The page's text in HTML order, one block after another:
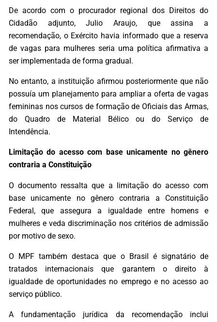
De acordo com o procurador regional dos Direitos do
Cidadão adjunto, Julio Araujo, que assina a
recomendação, o Exército havia informado que a reserva
de vagas para mulheres seria uma política afirmativa a
ser implementada de forma gradual.
No entanto, a instituição afirmou posteriormente que não
possuía um planejamento para ampliar a oferta de vagas
femininas nos cursos de formação de Oficiais das Armas,
do Quadro de Material Bélico ou do Serviço de
Intendência.
Limitação do acesso com base unicamente no gênero
contraria a Constituição
O documento ressalta que a limitação do acesso com
base unicamente no gênero contraria a Constituição
Federal, que assegura a igualdade entre homens e
mulheres e veda discriminação nos critérios de admissão
por motivo de sexo.
O MPF também destaca que o Brasil é signatário de
tratados internacionais que garantem o direito à
igualdade de oportunidades no emprego e no acesso ao
serviço público.
A fundamentação jurídica da recomendação inclui